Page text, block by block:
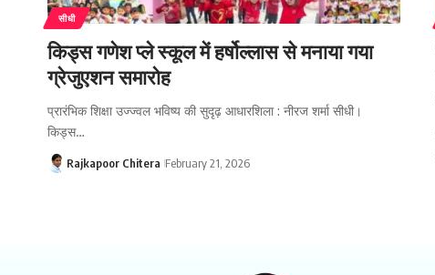
सीधी
किड्स गणेश प्ले स्कूल में हर्षोल्लास से मनाया गया
ग्रेजुएशन समारोह
प्रारंभिक शिक्षा उज्ज्वल भविष्य की सुदृढ़ आधारशिला : नीरज शर्मा सीधी।
किड्स…
Rajkapoor Chitera February 21, 2026